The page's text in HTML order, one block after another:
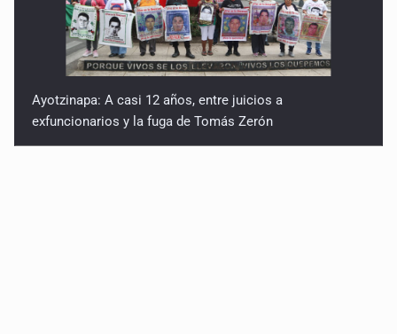
Ayotzinapa: A casi 12 años, entre juicios a
exfuncionarios y la fuga de Tomás Zerón